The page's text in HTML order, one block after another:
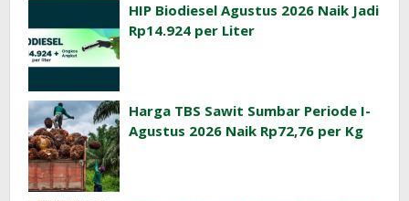
HIP Biodiesel Agustus 2026 Naik Jadi
Rp14.924 per Liter
Harga TBS Sawit Sumbar Periode I-
Agustus 2026 Naik Rp72,76 per Kg